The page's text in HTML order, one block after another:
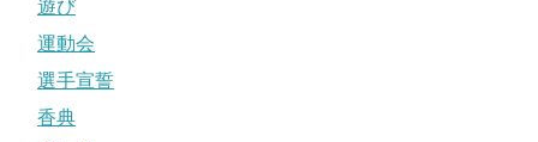
遊び
運動会
選手宣誓
香典